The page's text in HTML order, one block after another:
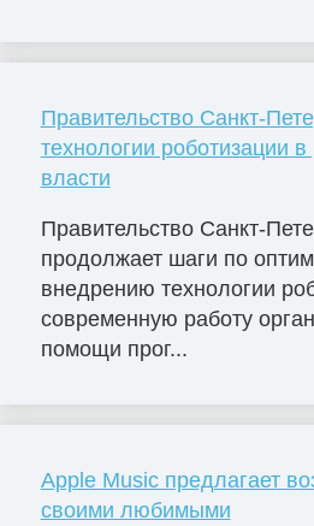
Правительство Санкт-
технологии роботизации в
власти
Правительство Санкт-
продолжает шаги по
внедрению технологии
современную работу
помощи прог...
Apple Music предлагает
своими любимыми